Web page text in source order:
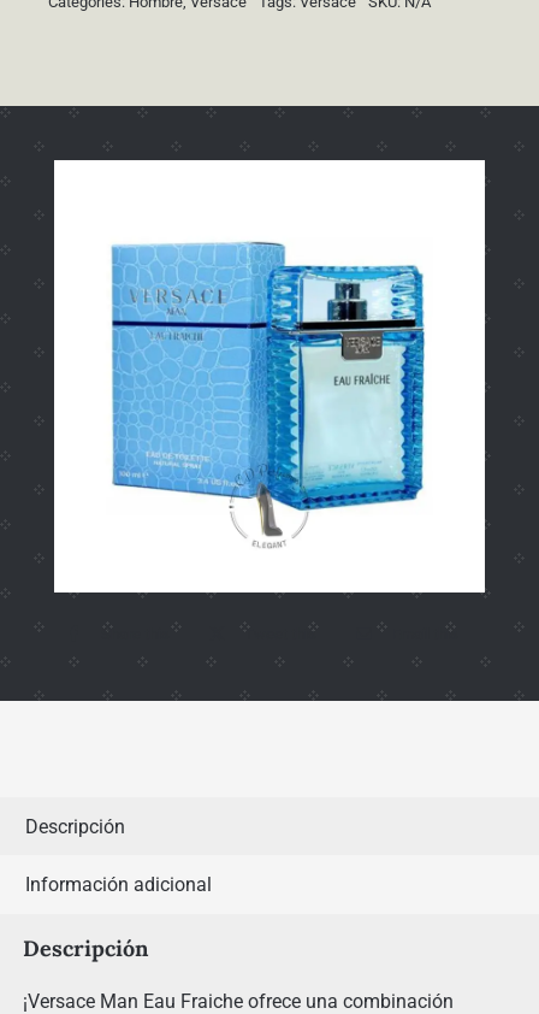
Descripción
Información adicional
Descripción
¡Versace Man Eau Fraiche ofrece una combinación